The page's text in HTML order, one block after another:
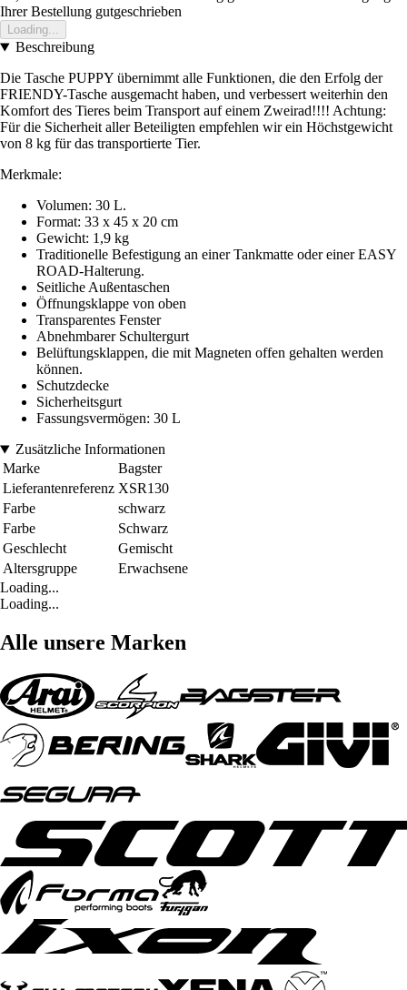
Ihrer Bestellung gutgeschrieben
Loading...
Beschreibung
Die Tasche PUPPY übernimmt alle Funktionen, die den Erfolg der
FRIENDY-Tasche ausgemacht haben, und verbessert weiterhin den
Komfort des Tieres beim Transport auf einem Zweirad!!!! Achtung:
Für die Sicherheit aller Beteiligten empfehlen wir ein Höchstgewicht
von 8 kg für das transportierte Tier.
Merkmale:
Volumen: 30 L.
Format: 33 x 45 x 20 cm
Gewicht: 1,9 kg
Traditionelle Befestigung an einer Tankmatte oder einer EASY
ROAD-Halterung.
Seitliche Außentaschen
Öffnungsklappe von oben
Transparentes Fenster
Abnehmbarer Schultergurt
Belüftungsklappen, die mit Magneten offen gehalten werden
können.
Schutzdecke
Sicherheitsgurt
Fassungsvermögen: 30 L
Zusätzliche Informationen
Marke
Bagster
Lieferantenreferenz XSR130
Farbe
schwarz
Farbe
Schwarz
Geschlecht
Gemischt
Altersgruppe
Erwachsene
Loading...
Loading...
Alle unsere Marken